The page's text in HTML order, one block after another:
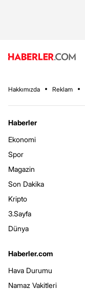
Hakkımızda Reklam
Haberler
Ekonomi
Spor
Magazin
Son Dakika
Kripto
3.Sayfa
Dünya
Haberler.com
Hava Durumu
Namaz Vakitleri